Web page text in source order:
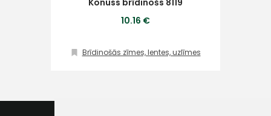
Konuss brīdinošs 8119
10.16 €
Brīdinošās zīmes, lentes, uzlīmes